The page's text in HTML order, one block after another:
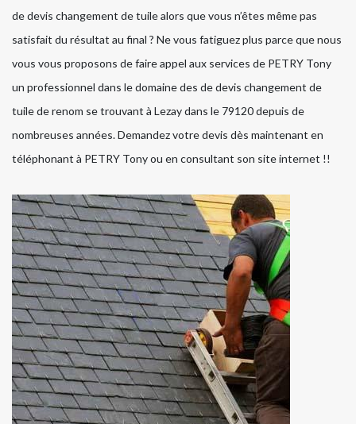
de devis changement de tuile alors que vous n’êtes même pas
satisfait du résultat au final ? Ne vous fatiguez plus parce que nous
vous vous proposons de faire appel aux services de PETRY Tony
un professionnel dans le domaine des de devis changement de
tuile de renom se trouvant à Lezay dans le 79120 depuis de
nombreuses années. Demandez votre devis dès maintenant en
téléphonant à PETRY Tony ou en consultant son site internet !!